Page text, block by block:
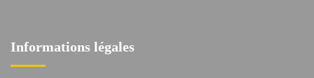
Informations légales